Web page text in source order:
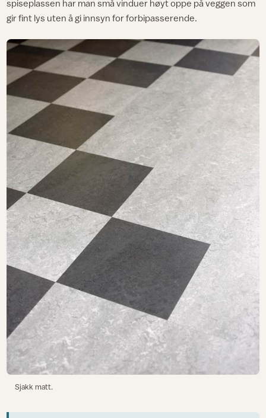
spiseplassen har man små vinduer høyt oppe på veggen som
gir fint lys uten å gi innsyn for forbipasserende.
Sjakk matt.